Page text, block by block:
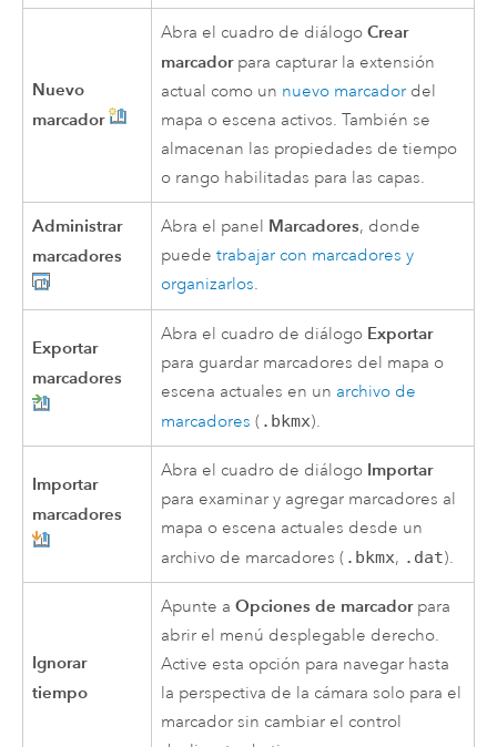
Nuevo
marcador
Abra el cuadro de diálogoCrear
marcadorpara capturar la extensión
actual como un nuevo marcador del
mapa o escena activos. También se
almacenan las propiedades de tiempo
o rango habilitadas para las capas.
Administrar
marcadores
Abra el panel Marcadores, donde
puedetrabajar con marcadores y
organizarlos.
Exportar
marcadores
Abra el cuadro de diálogo Exportar
para guardar marcadores del mapa o
escena actuales en un archivo de
marcadores ( .bkmx).
Importar
marcadores
Abra el cuadro de diálogo Importar
para examinar y agregar marcadores al
mapa o escena actuales desde un
archivo de marcadores ( .bkmx, .dat).
Ignorar
tiempo
Apunte aOpciones de marcadorpara
abrir el menú desplegable derecho.
Active esta opción para navegar hasta
la perspectiva de la cámara solo para el
marcador sin cambiar el control